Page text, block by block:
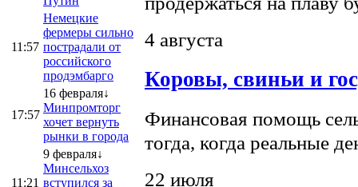
11:57
Немецкие
фермеры сильно
пострадали от
российского
продэмбарго
17:57
16 февраля↓
Минпромторг
хочет вернуть
рынки в города
11:21
9 февраля↓
Минсельхоз
вступился за
4 августа
Коровы, свиньи и
Финансовая помощь
тогда, когда реальные
22 июля